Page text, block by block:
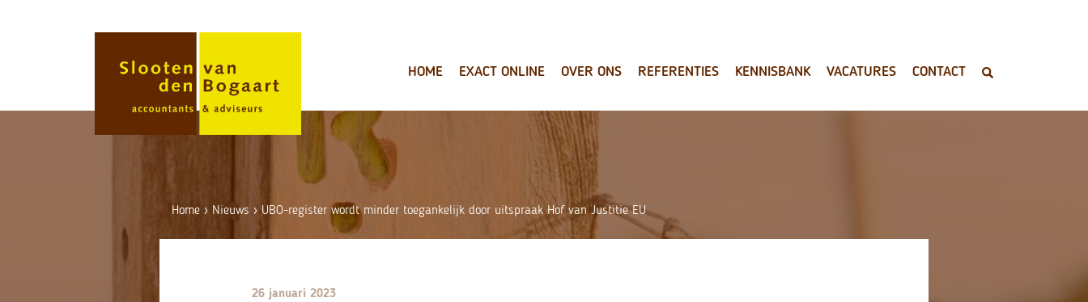
HOME EXACT ONLINE OVER ONS REFERENTIES KENNISBANK VACATURES CONTACT
Home › Nieuws ›UBO-register wordt minder toegankelijk door uitspraak Hof van Justitie EU
26 januari 2023